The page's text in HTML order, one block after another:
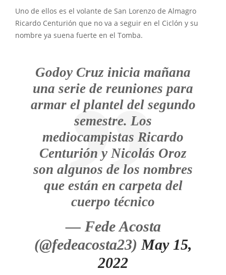
Uno de ellos es el volante de San Lorenzo de Almagro
Ricardo Centurión que no va a seguir en el Ciclón y su
nombre ya suena fuerte en el Tomba.
Godoy Cruz inicia mañana
una serie de reuniones para
armar el plantel del segundo
semestre. Los
mediocampistas Ricardo
Centurión y Nicolás Oroz
son algunos de los nombres
que están en carpeta del
cuerpo técnico
— Fede Acosta
(@fedeacosta23) May 15,
2022